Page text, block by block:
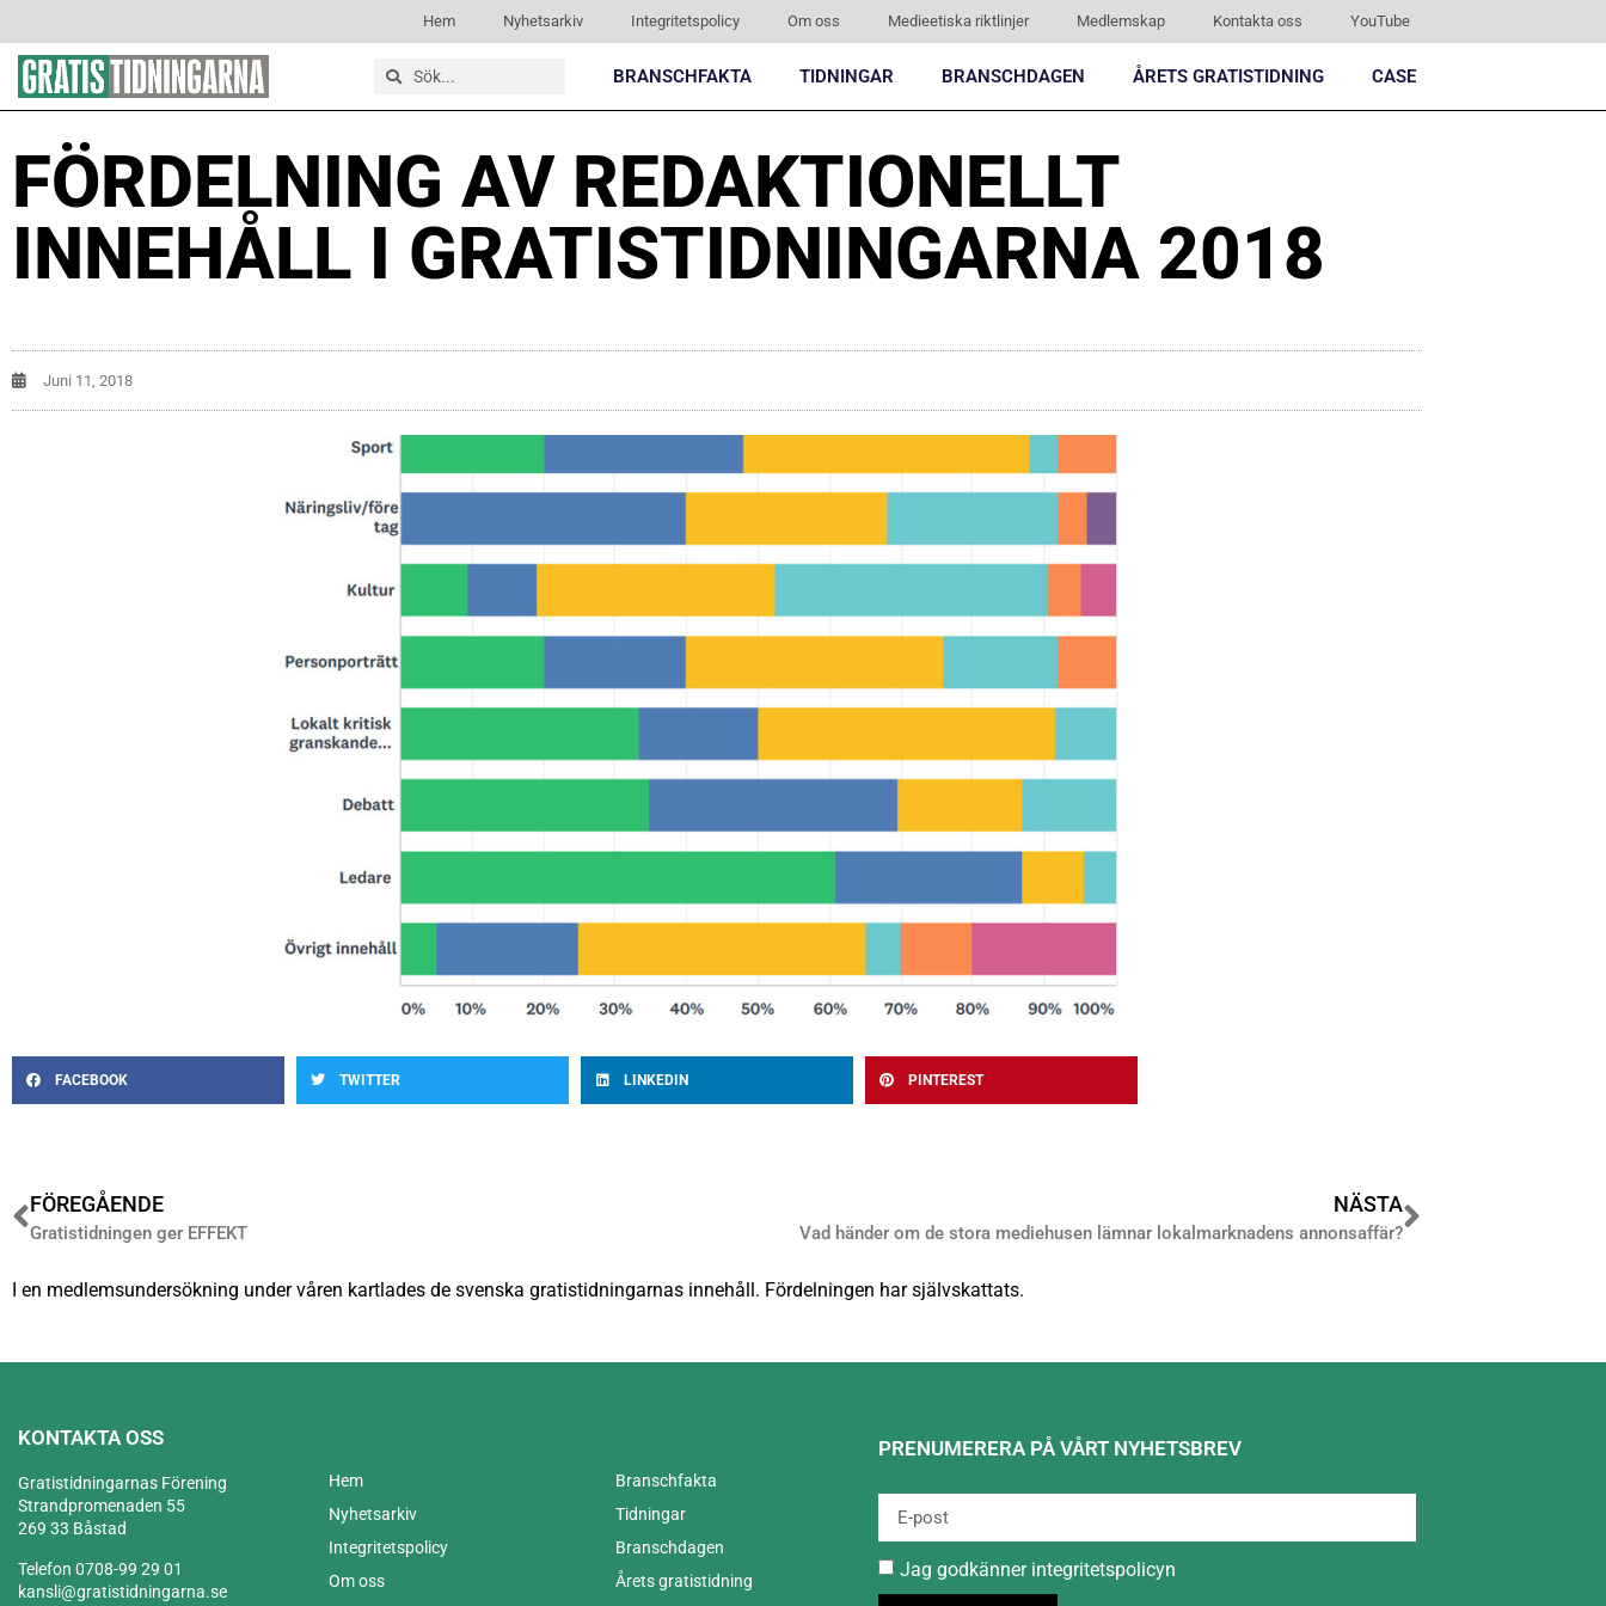
Hem Nyhetsarkiv Integritetspolicy Om oss Medieetiska riktlinjer Medlemskap Kontakta oss YouTube
BRANSCHFAKTA TIDNINGAR BRANSCHDAGEN ÅRETS GRATISTIDNING CASE
FÖRDELNING AV REDAKTIONELLT
INNEHÅLL I GRATISTIDNINGARNA 2018
Juni 11, 2018
FACEBOOK TWITTER LINKEDIN PINTEREST
FÖREGÅENDE
Gratistidningen ger EFFEKT
NÄSTA
Vad händer om de stora mediehusen lämnar lokalmarknadens annonsaffär?
I en medlemsundersökning under våren kartlades de svenska gratistidningarnas innehåll. Fördelningen har självskattats.
KONTAKTA OSS
Gratistidningarnas Förening
Strandpromenaden 55
269 33 Båstad
Telefon 0708-99 29 01
kansli@gratistidningarna.se
Hem
Nyhetsarkiv
Integritetspolicy
Om oss
Branschfakta
Tidningar
Branschdagen
Årets gratistidning
PRENUMERERA PÅ VÅRT NYHETSBREV
Jag godkänner integritetspolicyn